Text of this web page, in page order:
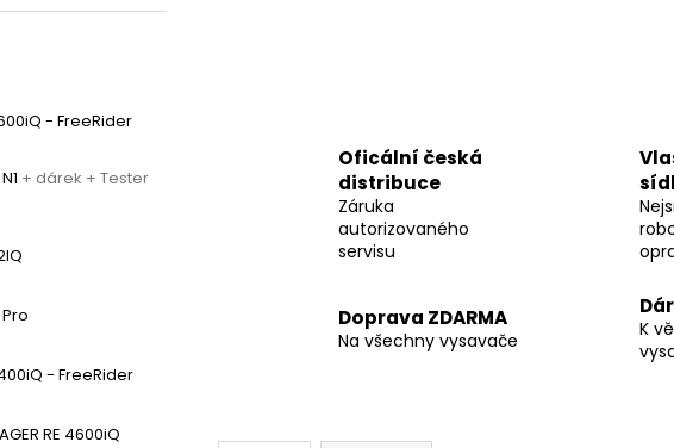
- FreeRider
+ dárek + Tester
Pro
- FreeRider
RE 4600iQ
Oficální česká
distribuce
Záruka
autorizovaného
servisu
Doprava ZDARMA
Na všechny vysavače
K